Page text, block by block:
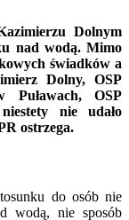
Dolnym
nad wodą. Mimo
świadków a
Dolny, OSP
OSP
nie udało
ostrzega.
do osób nie
wodą, nie sposób